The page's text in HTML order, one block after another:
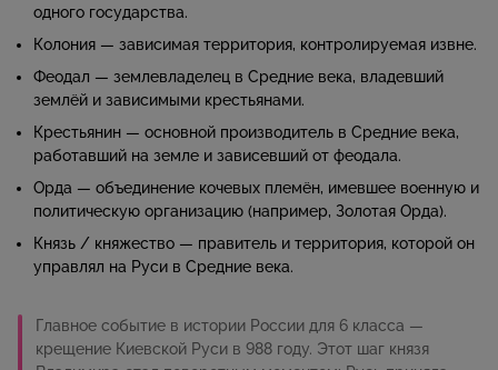
одного государства.
Колония — зависимая территория, контролируемая извне.
Феодал — землевладелец в Средние века, владевший
землёй и зависимыми крестьянами.
Крестьянин — основной производитель в Средние века,
работавший на земле и зависевший от феодала.
Орда — объединение кочевых племён, имевшее военную и
политическую организацию (например, Золотая Орда).
Князь / княжество — правитель и территория, которой он
управлял на Руси в Средние века.
Главное событие в истории России для 6 класса —
крещение Киевской Руси в 988 году. Этот шаг князя